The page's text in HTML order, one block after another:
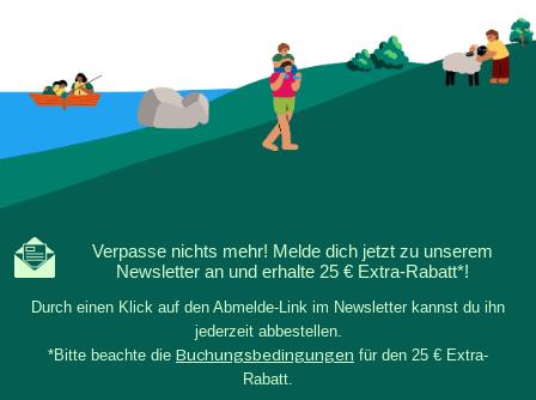
Verpasse nichts mehr! Melde dich jetzt zu unserem
Newsletter an und erhalte 25 € Extra-Rabatt*!
Durch einen Klick auf den Abmelde-Link im Newsletter kannst du ihn
jederzeit abbestellen.
*Bitte beachte die Buchungsbedingungen für den 25 € Extra-
Rabatt.